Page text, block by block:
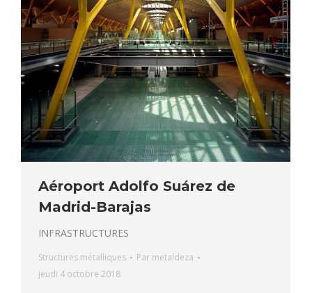
Aéroport Adolfo Suárez de
Madrid-Barajas
INFRASTRUCTURES
Structures métalliques Par metaldeza
jeudi 4 octobre 2018